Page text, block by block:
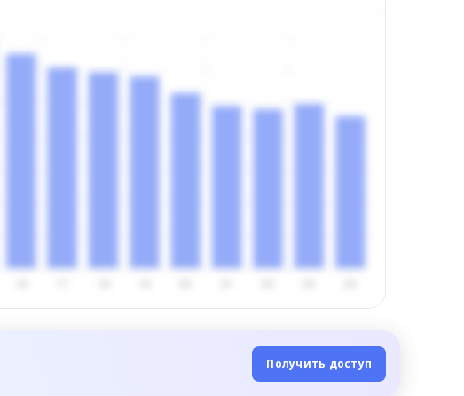
Получить доступ